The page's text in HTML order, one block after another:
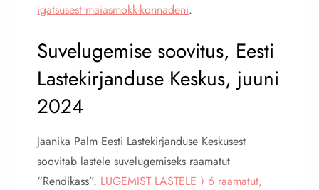
igatsusest maiasmokk-konnadeni.
Suvelugemise soovitus, Eesti
Lastekirjanduse Keskus, juuni
2024
Jaanika Palm Eesti Lastekirjanduse Keskusest
soovitab lastele suvelugemiseks raamatut
“Rendikass”. LUGEMIST LASTELE ⟩ 6 raamatut,